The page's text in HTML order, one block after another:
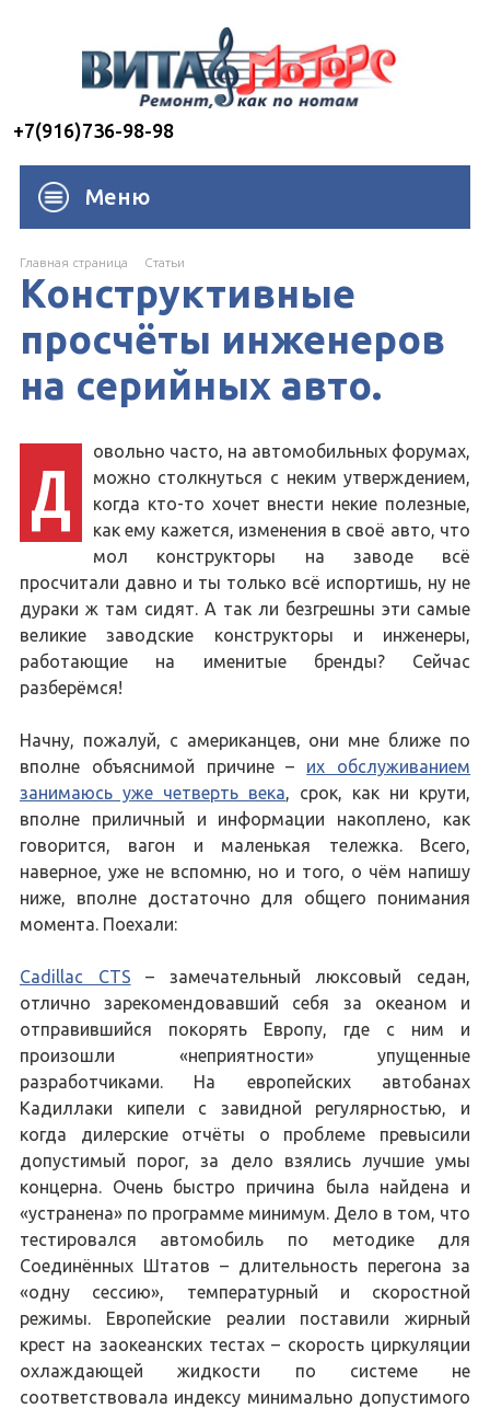
+7(916)736-98-98
Меню
Главная страница Cтатьи
Конструктивные
просчёты инженеров
на серийных авто.
Д
овольно часто, на автомобильных форумах,
можно столкнуться с неким утверждением,
когда кто-то хочет внести некие полезные,
как ему кажется, изменения в своё авто, что
мол конструкторы на заводе всё
просчитали давно и ты только всё испортишь, ну не
дураки ж там сидят. А так ли безгрешны эти самые
великие заводские конструкторы и инженеры,
работающие на именитые бренды? Сейчас
разберёмся!
Начну, пожалуй, с американцев, они мне ближе по
вполне объяснимой причине – их обслуживанием
занимаюсь уже четверть века, срок, как ни крути,
вполне приличный и информации накоплено, как
говорится, вагон и маленькая тележка. Всего,
наверное, уже не вспомню, но и того, о чём напишу
ниже, вполне достаточно для общего понимания
момента. Поехали:
Cadillac CTS – замечательный люксовый седан,
отлично зарекомендовавший себя за океаном и
отправившийся покорять Европу, где с ним и
произошли «неприятности» упущенные
разработчиками. На европейских автобанах
Кадиллаки кипели с завидной регулярностью, и
когда дилерские отчёты о проблеме превысили
допустимый порог, за дело взялись лучшие умы
концерна. Очень быстро причина была найдена и
«устранена» по программе минимум. Дело в том, что
тестировался автомобиль по методике для
Соединённых Штатов – длительность перегона за
«одну сессию», температурный и скоростной
режимы. Европейские реалии поставили жирный
крест на заокеанских тестах – скорость циркуляции
охлаждающей жидкости по системе не
соответствовала индексу минимально допустимого